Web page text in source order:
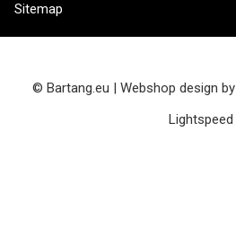
Sitemap
© Bartang.eu | Webshop design by
Lightspeed